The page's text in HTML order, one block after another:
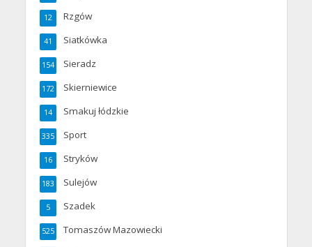
Rzgów
12
Siatkówka
41
Sieradz
154
Skierniewice
172
Smakuj łódzkie
14
Sport
335
Stryków
16
Sulejów
183
Szadek
5
Tomaszów Mazowiecki
525